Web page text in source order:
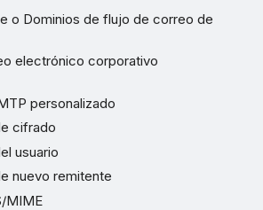
o Dominios de flujo de correo de
electrónico corporativo
personalizado
cifrado
usuario
nuevo remitente
MIME